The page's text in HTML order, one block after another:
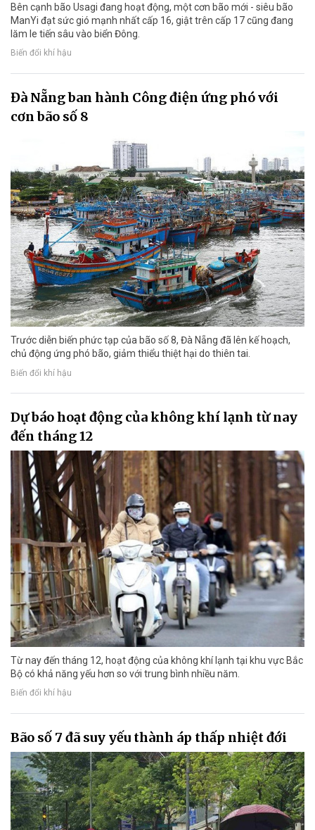
Bên cạnh bão Usagi đang hoạt động, một cơn bão mới - siêu bão
ManYi đạt sức gió mạnh nhất cấp 16, giật trên cấp 17 cũng đang
lăm le tiến sâu vào biển Đông.
Biến đổi khí hậu
Đà Nẵng ban hành Công điện ứng phó với
cơn bão số 8
Trước diễn biến phức tạp của bão số 8, Đà Nẵng đã lên kế hoạch,
chủ động ứng phó bão, giảm thiểu thiệt hại do thiên tai.
Biến đổi khí hậu
Dự báo hoạt động của không khí lạnh từ nay
đến tháng 12
Từ nay đến tháng 12, hoạt động của không khí lạnh tại khu vực Bắc
Bộ có khả năng yếu hơn so với trung bình nhiều năm.
Biến đổi khí hậu
Bão số 7 đã suy yếu thành áp thấp nhiệt đới